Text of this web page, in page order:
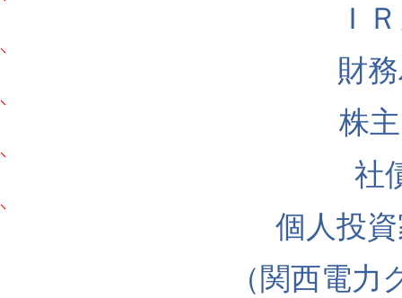
Ｉ
財
株
社
個人投
（関西電